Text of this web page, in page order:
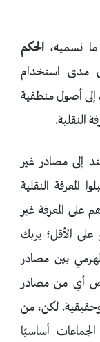
نسميه، الحكم
مدى استخدام
إلى أصول منطقية
النقلية.
إلى مصادر غير
المعرفة النقلية
على المعرفة غير
على الأقل؛ يربك
بين مصادر
أي من مصادر
لكن، من
أساسيًا